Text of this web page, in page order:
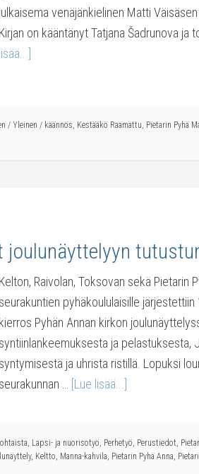
julkaisema venäjänkielinen Matti
Kirjan on kääntänyt Tatjana Šadrunova ja
lisää...]
/ Yleinen / käännös, Kestääkö Raamattu, Pietarin Pyhä
joulunäyttelyyn
Kelton, Raivolan, Toksovan sekä Pietarin
seurakuntien pyhäkoululaisille
kierros Pyhän Annan kirkon
syntiinlankeemuksesta ja pelastuksesta,
syntymisestä ja uhrista ristillä. Lopuksi
seurakunnan …
[Lue lisää...]
, Lapsi- ja nuorisotyö, Perhetyö, Perustiedot,
, Keltto, Manna-kahvila, Pietarin Pyhä Anna,